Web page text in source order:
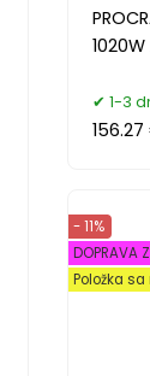
1-3
- 11%
DOPRAVA
Položka sa